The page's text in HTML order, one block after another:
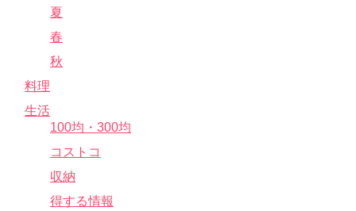
夏
春
秋
料理
生活
100均・300均
コストコ
収納
得する情報